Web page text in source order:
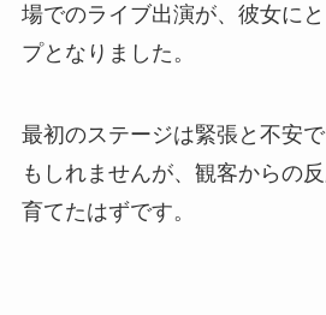
場でのライブ出演が、彼女に
プとなりました。
最初のステージは緊張と不安
もしれませんが、観客からの
育てたはずです。